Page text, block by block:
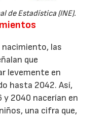
de Estadística (INE).
nacimiento, las
que
levemente en
hasta 2042. Así,
y 2040 nacerían en
una cifra que,